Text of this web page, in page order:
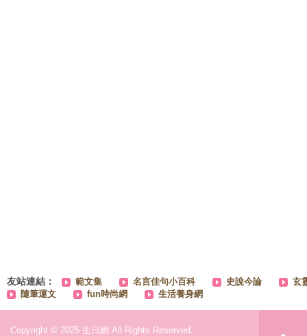
友站連結： 範文集 名言佳句小百科 史說今論
玄
隨筆運文
fun時尚網 生活養身網
Copyright © 2025 生日網 All Rights Reserved.